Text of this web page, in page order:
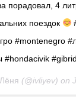
порадовал, 4
поездок
#montenegro
#hondacivik #gibrid
Лёня (@ivliyev) on